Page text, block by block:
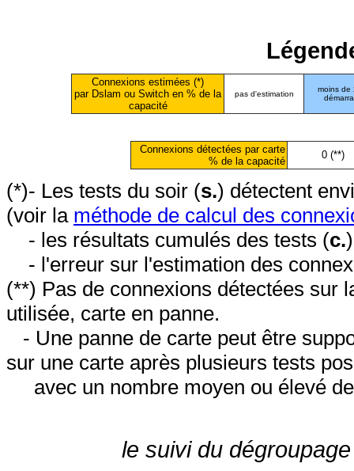
Connexions estimées (*)
par Dslam ou Switch en % de la
capacité
pas d'estimation
moins de
Connexions détectées par carte
% de la capacité
0 (**)
(*)- Les tests du soir (s.) détectent
(voir la méthode de calcul des
- les résultats cumulés des tests (c.
- l'erreur sur l'estimation des
(**) Pas de connexions détectées sur
utilisée, carte en panne.
- Une panne de carte peut être
sur une carte après plusieurs tests
avec un nombre moyen ou élevé
le suivi du